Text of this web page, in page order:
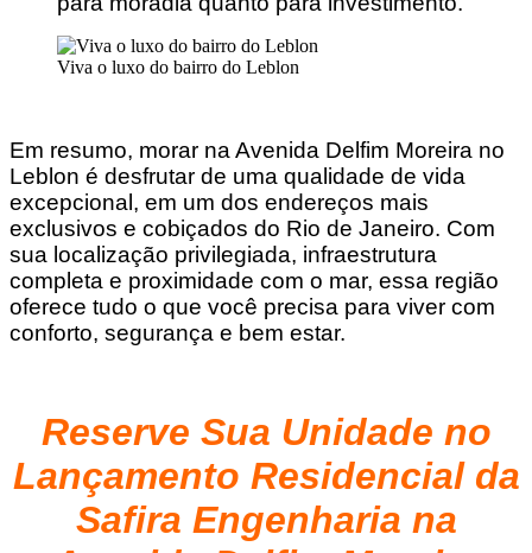
Viva o luxo do bairro do Leblon
Em resumo, morar na Avenida Delfim Moreira no
Leblon é desfrutar de uma qualidade de vida
excepcional, em um dos endereços mais
exclusivos e cobiçados do Rio de Janeiro. Com
sua localização privilegiada, infraestrutura
completa e proximidade com o mar, essa região
oferece tudo o que você precisa para viver com
conforto, segurança e bem estar.
Reserve Sua Unidade no
Lançamento Residencial da
Safira Engenharia na